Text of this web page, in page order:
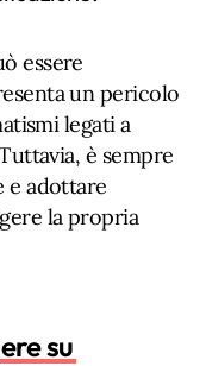
essere
un pericolo
legati a
è sempre
e adottare
la propria
su